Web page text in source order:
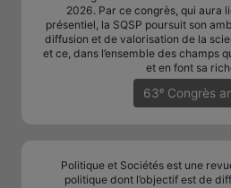
2026. Par ce congrès, qui aura
présentiel, la SQSP poursuit son
diffusion et de valorisation de la
et ce, dans l’ensemble des champs
et en font sa
63ᵉ Congrès
Politique et Sociétés est une
politique dont l’objectif est de